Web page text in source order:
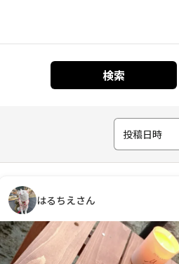
検索
投稿日時
はるちえさん